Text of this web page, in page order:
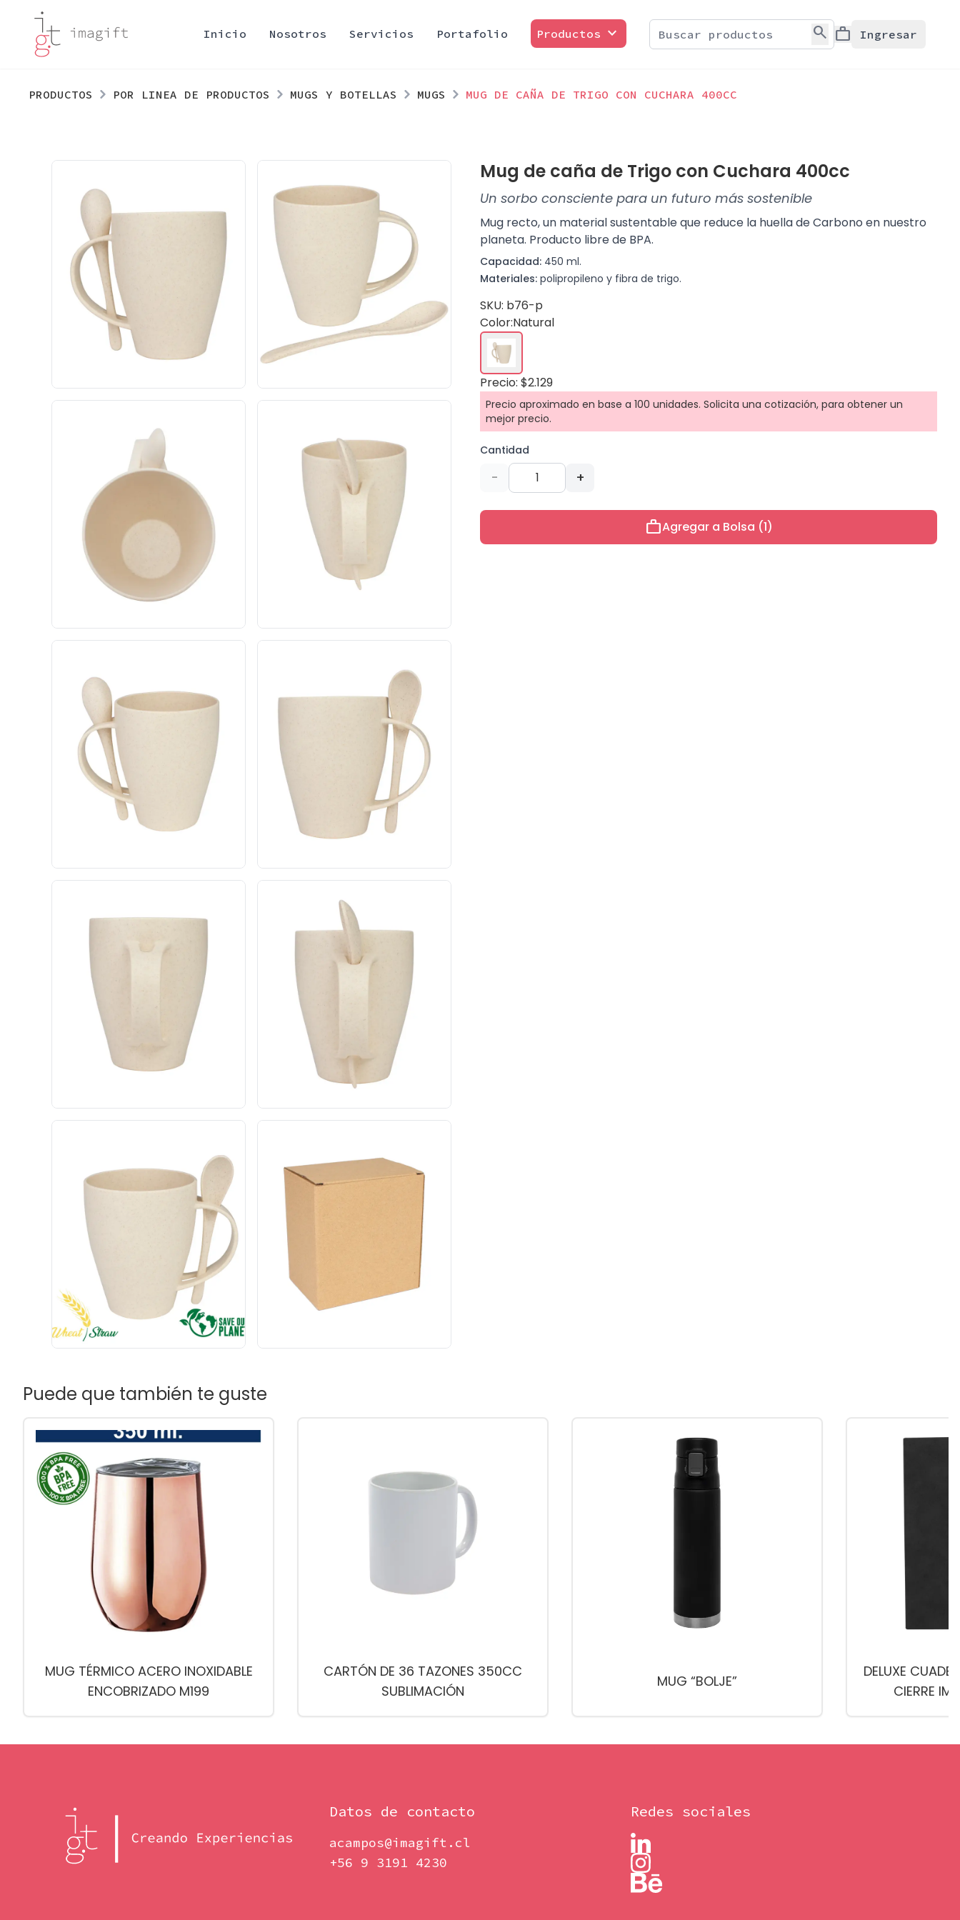
Inicio Nosotros Servicios Portafolio Productos expand_more search work Ingresar
PRODUCTOS POR LINEA DE PRODUCTOS MUGS Y BOTELLAS MUGS MUG DE CAÑA DE TRIGO CON CUCHARA 400CC
Mug de caña de Trigo con Cuchara 400cc
Un sorbo consciente para un futuro más sostenible
Mug recto, un material sustentable que reduce la huella de Carbono en nuestro
planeta. Producto libre de BPA.
Capacidad: 450 ml.
Materiales: polipropileno y fibra de trigo.
SKU: b76-p
Color:Natural
Precio: $2.129
Precio aproximado en base a 100 unidades. Solicita una cotización, para obtener un
mejor precio.
Cantidad
- +
workAgregar a Bolsa (1)
Puede que también te guste
MUG TÉRMICO ACERO INOXIDABLE
ENCOBRIZADO M199
CARTÓN DE 36 TAZONES 350CC
SUBLIMACIÓN
MUG “BOLJE”
DELUXE
CIERRE
Datos de contacto
acampos@imagift.cl
+56 9 3191 4230
Redes sociales